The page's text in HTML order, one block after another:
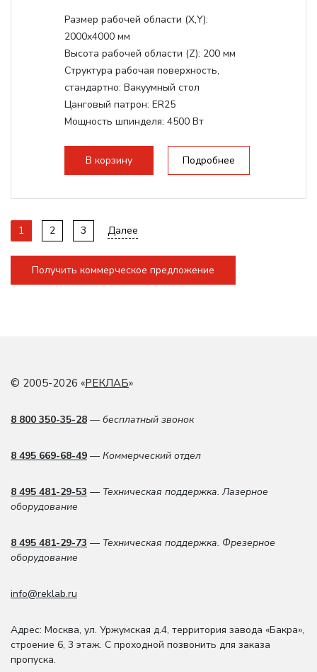
Размер рабочей области (Х,Y):
2000x4000 мм
Высота рабочей области (Z): 200 мм
Структура рабочая поверхность,
стандартно: Вакуумный стол
Цанговый патрон: ER25
Мощность шпинделя: 4500 Вт
Мощность инвертора:
10500 Вт
В корзину Подробнее
1 2 3 Далее
Получить коммерческое предложение
© 2005-2026 «РЕКЛАБ»
8 800 350-35-28 — бесплатный звонок
8 495 669-68-49 — Коммерческий отдел
8 495 481-29-53 — Техническая поддержка. Лазерное
оборудование
8 495 481-29-73 — Техническая поддержка. Фрезерное
оборудование
info@reklab.ru
Адрес: Москва, ул. Уржумская д.4, территория завода «Бакра»,
строение 6, 3 этаж. С проходной позвонить для заказа
пропуска.